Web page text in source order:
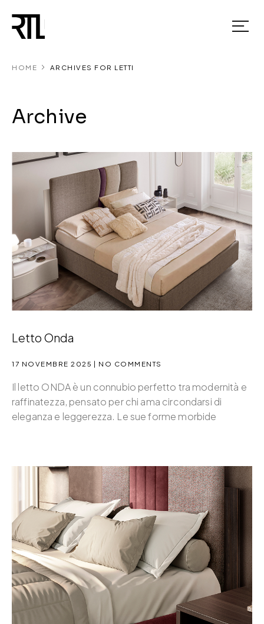
HOME ARCHIVES FOR LETTI
Archive
Letto Onda
17 NOVEMBRE 2025 NO COMMENTS
Il letto ONDA è un connubio perfetto tra modernità e
raffinatezza, pensato per chi ama circondarsi di
eleganza e leggerezza. Le sue forme morbide